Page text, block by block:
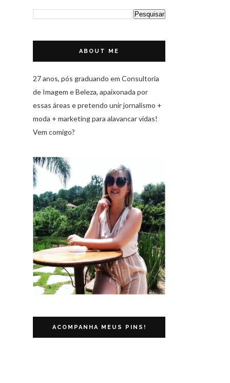
ABOUT ME
27 anos, pós graduando em Consultoria
de Imagem e Beleza, apaixonada por
essas áreas e pretendo unir jornalismo +
moda + marketing para alavancar vidas!
Vem comigo?
ACOMPANHA MEUS PINS!